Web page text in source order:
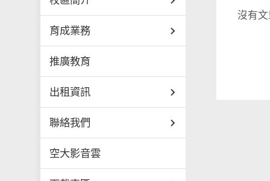
育成業務
推廣教育
出租資訊
聯絡我們
空大影音雲
沒有文